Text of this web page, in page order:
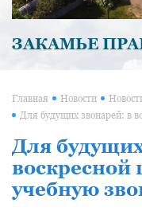
ЗАКАМЬЕ
Главная Новости
Для
воскресной
учебную